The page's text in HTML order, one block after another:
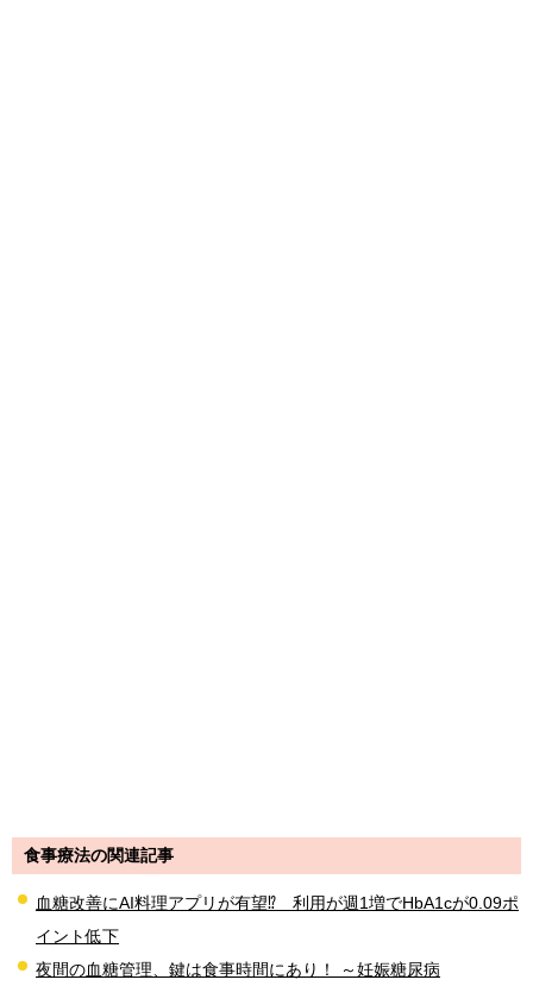
食事療法の関連記事
血糖改善にAI料理アプリが有望⁉ 利用が週1増でHbA1cが0.09ポ
イント低下
夜間の血糖管理、鍵は食事時間にあり！ ～妊娠糖尿病